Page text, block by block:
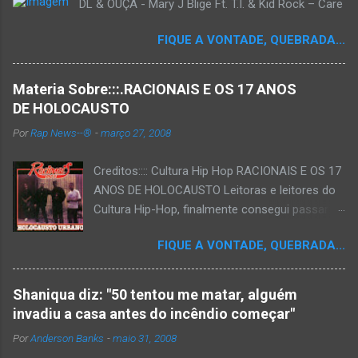
DL & OUÇA - Mary J Blige Ft. T.I. & Kid Rock – Care
FIQUE A VONTADE, QUEBRADA...
Materia Sobre:::.RACIONAIS E OS 17 ANOS
DE HOLOCAUSTO
PorRap News--® -março 27, 2008
Creditos:::: Cultura Hip Hop RACIONAIS E OS 17
ANOS DE HOLOCAUSTO Leitoras e leitores do
Cultura Hip-Hop, finalmente consegui passar
que há muito tempo vinha maturando: uma
espécie de "ensaio-tributo" ao disco mais
importante do rap brasileiro, que completará 17
anos agora em 2008. Falo de "Holocausto
Urbano", do grupo paulistano Racionais MC's.
Como de costume, uma pequena digressão. É
FIQUE A VONTADE, QUEBRADA...
Shaniqua diz: "50 tentou me matar, alguém
invadiu a casa antes do incêndio começar"
PorAnderson Banks -maio 31, 2008